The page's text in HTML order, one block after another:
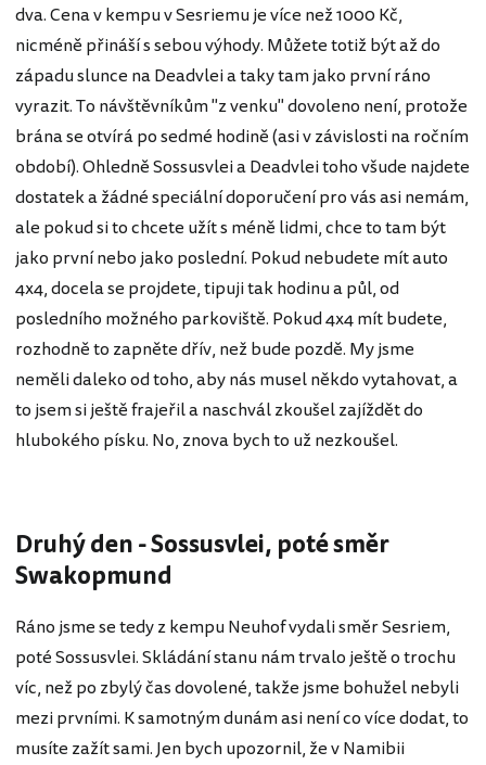
dva. Cena v kempu v Sesriemu je více než 1000 Kč,
nicméně přináší s sebou výhody. Můžete totiž být až do
západu slunce na Deadvlei a taky tam jako první ráno
vyrazit. To návštěvníkům "z venku" dovoleno není, protože
brána se otvírá po sedmé hodině (asi v závislosti na ročním
období). Ohledně Sossusvlei a Deadvlei toho všude najdete
dostatek a žádné speciální doporučení pro vás asi nemám,
ale pokud si to chcete užít s méně lidmi, chce to tam být
jako první nebo jako poslední. Pokud nebudete mít auto
4x4, docela se projdete, tipuji tak hodinu a půl, od
posledního možného parkoviště. Pokud 4x4 mít budete,
rozhodně to zapněte dřív, než bude pozdě. My jsme
neměli daleko od toho, aby nás musel někdo vytahovat, a
to jsem si ještě frajeřil a naschvál zkoušel zajíždět do
hlubokého písku. No, znova bych to už nezkoušel.
Druhý den - Sossusvlei, poté směr
Swakopmund
Ráno jsme se tedy z kempu Neuhof vydali směr Sesriem,
poté Sossusvlei. Skládání stanu nám trvalo ještě o trochu
víc, než po zbylý čas dovolené, takže jsme bohužel nebyli
mezi prvními. K samotným dunám asi není co více dodat, to
musíte zažít sami. Jen bych upozornil, že v Namibii